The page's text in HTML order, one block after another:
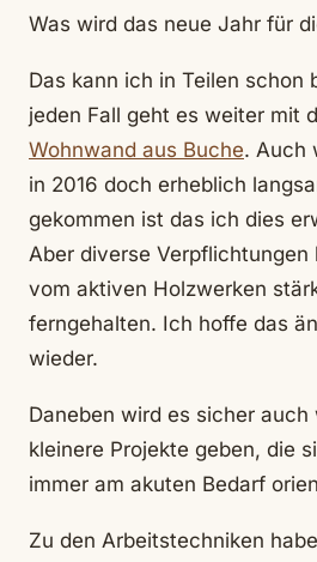
Was wird das neue Jahr für
Das kann ich in Teilen schon
jeden Fall geht es weiter mit
Wohnwand aus Buche. Auch
in 2016 doch erheblich
gekommen ist das ich dies
Aber diverse Verpflichtungen
vom aktiven Holzwerken
ferngehalten. Ich hoffe das
wieder.
Daneben wird es sicher auch
kleinere Projekte geben, die
immer am akuten Bedarf
Zu den Arbeitstechniken